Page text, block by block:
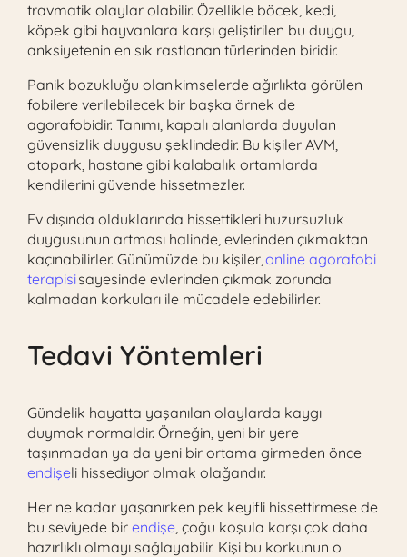
travmatik olaylar olabilir. Özellikle böcek, kedi,
köpek gibi hayvanlara karşı geliştirilen bu duygu,
anksiyetenin en sık rastlanan türlerinden biridir.
Panik bozukluğu olan kimselerde ağırlıkta görülen
fobilere verilebilecek bir başka örnek de
agorafobidir. Tanımı, kapalı alanlarda duyulan
güvensizlik duygusu şeklindedir. Bu kişiler AVM,
otopark, hastane gibi kalabalık ortamlarda
kendilerini güvende hissetmezler.
Ev dışında olduklarında hissettikleri huzursuzluk
duygusunun artması halinde, evlerinden çıkmaktan
kaçınabilirler. Günümüzde bu kişiler,online agorafobi
terapisisayesinde evlerinden çıkmak zorunda
kalmadan korkuları ile mücadele edebilirler.
Tedavi Yöntemleri
Gündelik hayatta yaşanılan olaylarda kaygı
duymak normaldir. Örneğin, yeni bir yere
taşınmadan ya da yeni bir ortama girmeden önce
endişeli hissediyor olmak olağandır.
Her ne kadar yaşanırken pek keyifli hissettirmese de
bu seviyede bir endişe, çoğu koşula karşı çok daha
hazırlıklı olmayı sağlayabilir. Kişi bu korkunun o